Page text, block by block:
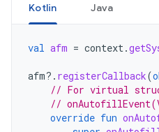
Kotlin Java
val afm = context.
afm?. registerCallback(
// For virtual
//
override fun